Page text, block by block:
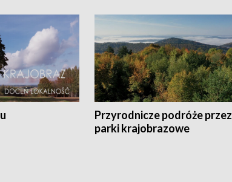
Przyrodnicze podróże przez
parki krajobrazowe